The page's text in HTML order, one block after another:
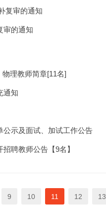
复审的通知
审的通知
理教师简章[11名]
通知
公示及面试、加试工作公告
聘教师公告【9名】
9 10 11 12 13